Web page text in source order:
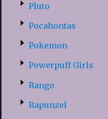
Pluto
Pocahontas
Pokemon
Powerpuff Girls
Rango
Rapunzel